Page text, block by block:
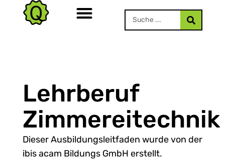
Lehrberuf
Zimmereitechnik
Dieser Ausbildungsleitfaden wurde von der
ibis acam Bildungs GmbH erstellt.